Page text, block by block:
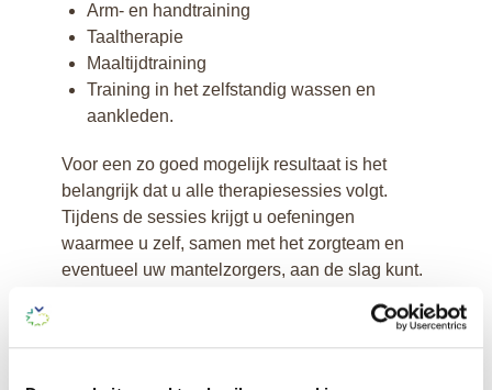
Arm- en handtraining
Taaltherapie
Maaltijdtraining
Training in het zelfstandig wassen en
aankleden.
Voor een zo goed mogelijk resultaat is het
belangrijk dat u alle therapiesessies volgt.
Tijdens de sessies krijgt u oefeningen
waarmee u zelf, samen met het zorgteam en
eventueel uw mantelzorgers, aan de slag kunt.
revalidatiegesprekken
Uw persoonlijke revalidatiedoelen vormen de